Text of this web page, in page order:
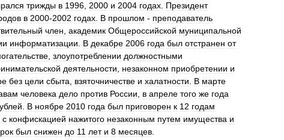
трижды в 1996 2000 и 2004 годах Президент
в 2000-2002 годах В прошлом - преподаватель
член академик Общероссийской муниципальной
информатизации В декабре 2006 года был отстранен от
злоупотреблении должностными
деятельности незаконном приобретении и
без цели сбыта взяточничестве и халатности В марте
человека дело против России в апреле того же года
В ноябре 2010 года был приговорен к 12 годам
с конфискацией нажитого незаконным путем имущества и
был снижен до 11 лет и 8 месяцев